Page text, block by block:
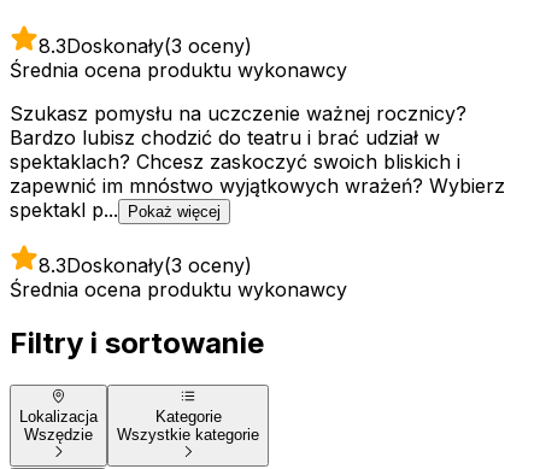
8.3Doskonały(3 oceny)
Średnia ocena produktu wykonawcy
Szukasz pomysłu na uczczenie ważnej rocznicy?
Bardzo lubisz chodzić do teatru i brać udział w
spektaklach? Chcesz zaskoczyć swoich bliskich i
zapewnić im mnóstwo wyjątkowych wrażeń? Wybierz
spektakl p...
Pokaż więcej
8.3Doskonały(3 oceny)
Średnia ocena produktu wykonawcy
Filtry i sortowanie
Lokalizacja
Wszędzie
Kategorie
Wszystkie kategorie